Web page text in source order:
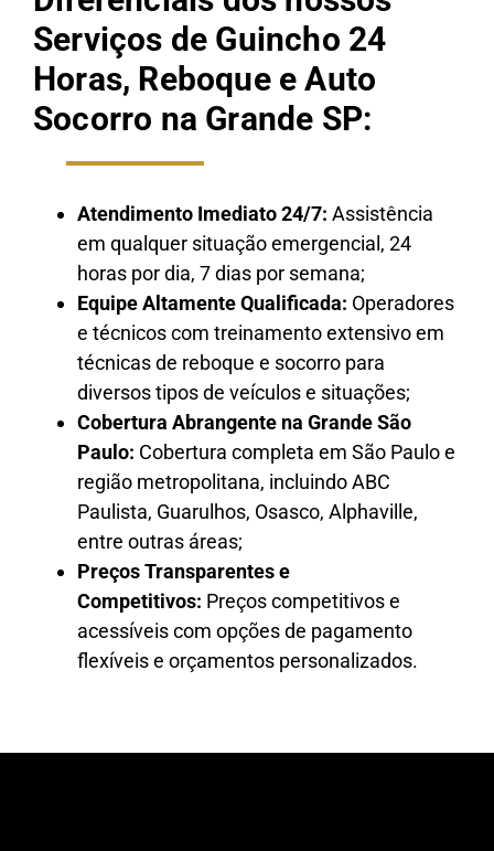
Serviços de Guincho 24
Horas, Reboque e Auto
Socorro na Grande SP:
Atendimento Imediato 24/7: Assistência
em qualquer situação emergencial, 24
horas por dia, 7 dias por semana;
Equipe Altamente Qualificada: Operadores
e técnicos com treinamento extensivo em
técnicas de reboque e socorro para
diversos tipos de veículos e situações;
Cobertura Abrangente na Grande São
Paulo: Cobertura completa em São Paulo e
região metropolitana, incluindo ABC
Paulista, Guarulhos, Osasco, Alphaville,
entre outras áreas;
Preços Transparentes e
Competitivos: Preços competitivos e
acessíveis com opções de pagamento
flexíveis e orçamentos personalizados.